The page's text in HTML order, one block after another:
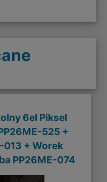
6el Piksel
525 +
013 + Worek
PP26ME-074